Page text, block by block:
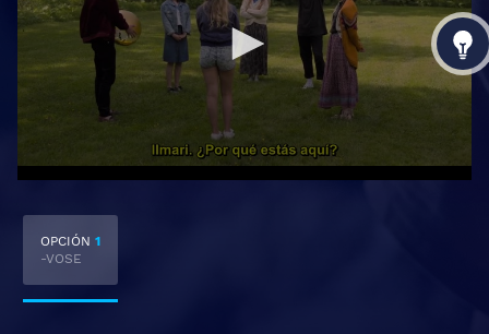
OPCIÓN 1
-VOSE